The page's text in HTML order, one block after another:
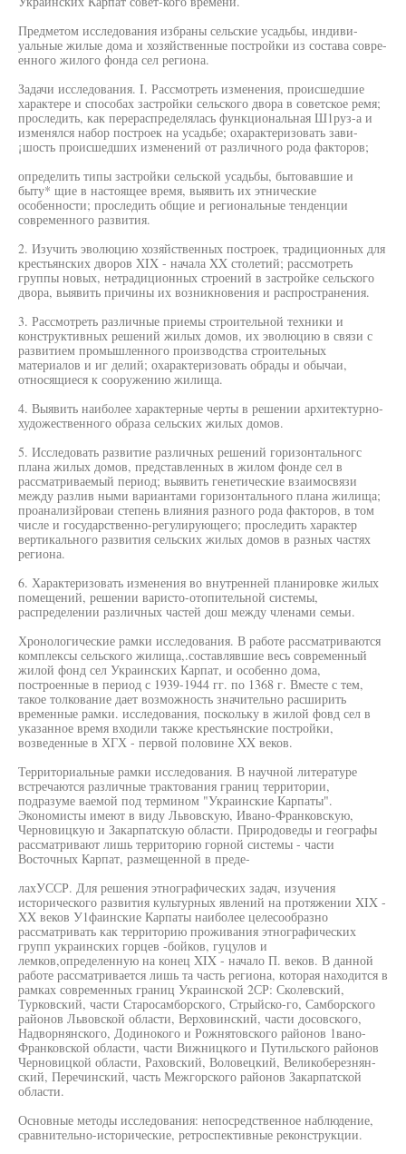
Предметом исследования избраны сельские усадьбы, индиви-
уальные жилые дома и хозяйственные постройки из состава совре-
енного жилого фонда сел региона.
Задачи исследования. I. Рассмотреть изменения, происшедшие
характере и способах застройки сельского двора в советское ремя;
проследить, как перераспределялась функциональная Ш1руз-а и
изменялся набор построек на усадьбе; охарактеризовать зави-
¡шость происшедших изменений от различного рода факторов;
определить типы застройки сельской усадьбы, бытовавшие и
быту* щие в настоящее время, выявить их этнические
особенности; проследить общие и региональные тенденции
современного развития.
2. Изучить эволюцию хозяйственных построек, традиционных для
крестьянских дворов XIX - начала XX столетий; рассмотреть
группы новых, нетрадиционных строений в застройке сельского
двора, выявить причины их возникновения и распространения.
3. Рассмотреть различные приемы строительной техники и
конструктивных решений жилых домов, их эволюцию в связи с
развитием промышленного производства строительных
материалов и иг делий; охарактеризовать обрады и обычаи,
относящиеся к сооружению жилища.
4. Выявить наиболее характерные черты в решении архитектурно-
художественного образа сельских жилых домов.
5. Исследовать развитие различных решений горизонтальногс
плана жилых домов, представленных в жилом фонде сел в
рассматриваемый период; выявить генетические взаимосвязи
между разлив ными вариантами горизонтального плана жилища;
проанализйроваи степень влияния разного рода факторов, в том
числе и государственно-регулирующего; проследить характер
вертикального развития сельских жилых домов в разных частях
региона.
6. Характеризовать изменения во внутренней планировке жилых
помещений, решении варисто-отопительной системы,
распределении различных частей дош между членами семьи.
Хронологические рамки исследования. В работе рассматриваются
комплексы сельского жилища,.составлявшие весь современный
жилой фонд сел Украинских Карпат, и особенно дома,
построенные в период с 1939-1944 гг. по 1368 г. Вместе с тем,
такое толкование дает возможность значительно расширить
временные рамки. исследования, поскольку в жилой фовд сел в
указанное время входили также крестьянские постройки,
возведенные в ХГХ - первой половине XX веков.
Территориальные рамки исследования. В научной литературе
встречаются различные трактования границ территории,
подразуме ваемой под термином "Украинские Карпаты".
Экономисты имеют в виду Львовскую, Ивано-Франковскую,
Черновицкую и Закарпатскую области. Природоведы и географы
рассматривают лишь территорию горной системы - части
Восточных Карпат, размещенной в преде-
лахУССР. Для решения этнографических задач, изучения
исторического развития культурных явлений на протяжении XIX -
XX веков У1фаинские Карпаты наиболее целесообразно
рассматривать как территорию проживания этнографических
групп украинских горцев -бойков, гуцулов и
лемков,определенную на конец XIX - начало П. веков. В данной
работе рассматривается лишь та часть региона, которая находится в
рамках современных границ Украинской 2СР: Сколевский,
Турковский, части Старосамборского, Стрыйско-го, Самборского
районов Львовской области, Верховинский, части досовского,
Надворнянского, Додинокого и Рожнятовского районов 1вано-
Франковской области, части Вижницкого и Путильского районов
Черновицкой области, Раховский, Воловецкий, Великоберезнян-
ский, Перечинский, часть Межгорского районов Закарпатской
области.
Основные методы исследования: непосредственное наблюдение,
сравнительно-исторические, ретроспективные реконструкции.